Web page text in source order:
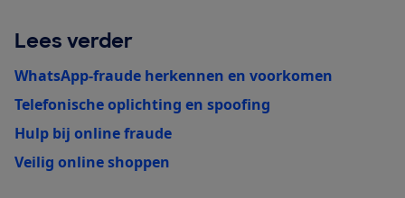
Lees verder
WhatsApp-fraude herkennen en voorkomen
Telefonische oplichting en spoofing
Hulp bij online fraude
Veilig online shoppen